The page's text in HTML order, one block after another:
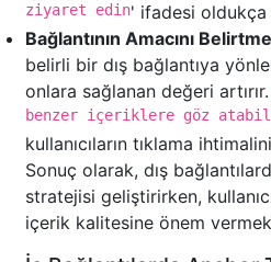
ziyaret edin' ifadesi oldukça
Bağlantının Amacını
belirli bir dış bağlantıya
onlara sağlanan değeri artırır.
benzer içeriklere göz
kullanıcıların tıklama
Sonuç olarak, dış
stratejisi geliştirirken,
içerik kalitesine önem